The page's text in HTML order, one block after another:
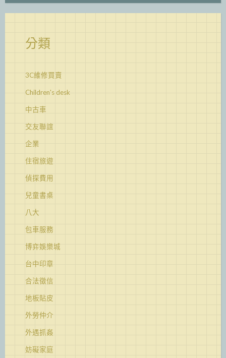
分類
3C維修買賣
Children's desk
中古車
交友聯誼
企業
住宿旅遊
偵探費用
兒童書桌
八大
包車服務
博弈娛樂城
台中印章
合法徵信
地板貼皮
外勞仲介
外遇抓姦
妨礙家庭